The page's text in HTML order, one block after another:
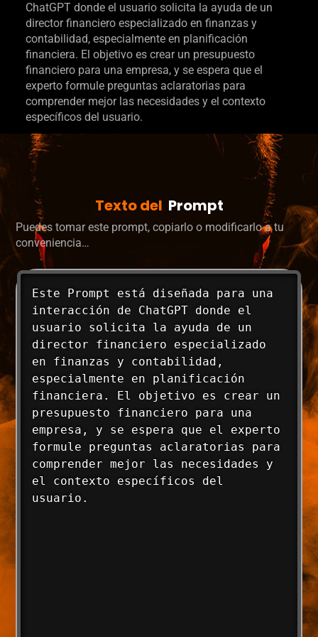
ChatGPT donde el usuario solicita la ayuda de un
director financiero especializado en finanzas y
contabilidad, especialmente en planificación
financiera. El objetivo es crear un presupuesto
financiero para una empresa, y se espera que el
experto formule preguntas aclaratorias para
comprender mejor las necesidades y el contexto
específicos del usuario.
Texto del Prompt
Puedes tomar este prompt, copiarlo o modificarlo a tu
conveniencia…
Este Prompt está diseñada para una
interacción de ChatGPT donde el
usuario solicita la ayuda de un
director financiero especializado
en finanzas y contabilidad,
especialmente en planificación
financiera. El objetivo es crear un
presupuesto financiero para una
empresa, y se espera que el experto
formule preguntas aclaratorias para
comprender mejor las necesidades y
el contexto específicos del
usuario.